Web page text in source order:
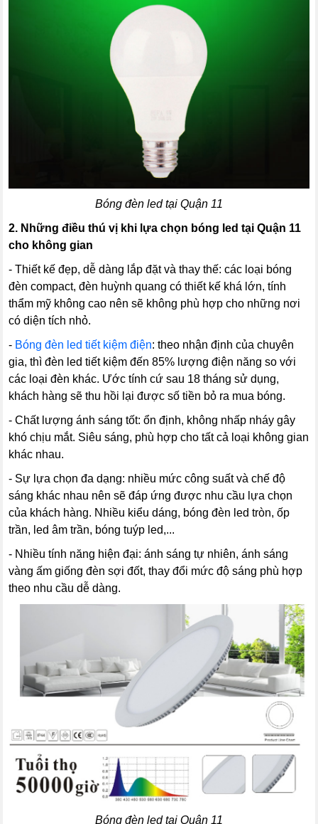
Bóng đèn led tại Quận 11
2. Những điều thú vị khi lựa chọn bóng led tại Quận 11
cho không gian
- Thiết kế đẹp, dễ dàng lắp đặt và thay thế: các loại bóng
đèn compact, đèn huỳnh quang có thiết kế khá lớn, tính
thẩm mỹ không cao nên sẽ không phù hợp cho những nơi
có diện tích nhỏ.
- Bóng đèn led tiết kiệm điện: theo nhận định của chuyên
gia, thì đèn led tiết kiệm đến 85% lượng điện năng so với
các loại đèn khác. Ước tính cứ sau 18 tháng sử dụng,
khách hàng sẽ thu hồi lại được số tiền bỏ ra mua bóng.
- Chất lượng ánh sáng tốt: ổn định, không nhấp nháy gây
khó chịu mắt. Siêu sáng, phù hợp cho tất cả loại không gian
khác nhau.
- Sự lựa chọn đa dạng: nhiều mức công suất và chế độ
sáng khác nhau nên sẽ đáp ứng được nhu cầu lựa chọn
của khách hàng. Nhiều kiểu dáng, bóng đèn led tròn, ốp
trần, led âm trần, bóng tuýp led,...
- Nhiều tính năng hiện đại: ánh sáng tự nhiên, ánh sáng
vàng ấm giống đèn sợi đốt, thay đổi mức độ sáng phù hợp
theo nhu cầu dễ dàng.
Bóng đèn led tại Quận 11